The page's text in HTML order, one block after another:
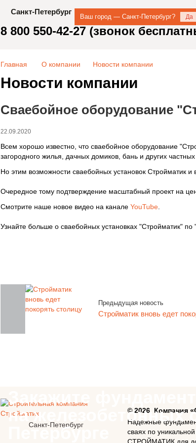
Санкт-Петербург
Ваш город — Санкт-Петербург? Да
8 800 550-42-27 (звонок
Главная О компании Новости компании
Новости компании
Сваебойное оборудование
22.09.2020
Всем хорошо известно, что сваебойное оборудование
загородного жилья, дачных домиков, бань и других частных
Но этим возможности сваебойных установок Стройматик
Очередное тому подтверждение масштабный проект на
Смотрите наше новое видео на канале YouTube.
Узнайте больше о сваебойных установках "Стройматик"
Предыдущая новость
Стройматик вновь едет
Закажите
на железобетонных
Петербурге
Санкт-Петербург
© 2026, Компания
Надежные
сваях по